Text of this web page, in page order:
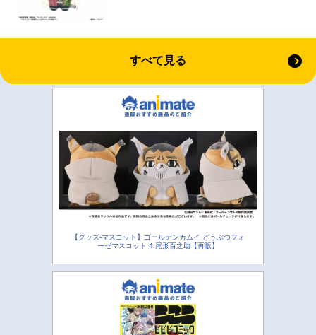
すべて見る
【グッズ-マスコット】ゴールデンカムイ どうぶつフォ
ーゼマスコット 4.尾形百之助【再販】